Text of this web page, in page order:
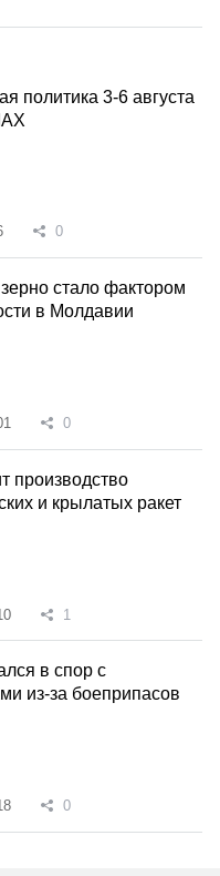
политика 3-6 августа
0
стало фактором
в Молдавии
0
производство
и крылатых ракет
1
в спор с
из-за боеприпасов
0